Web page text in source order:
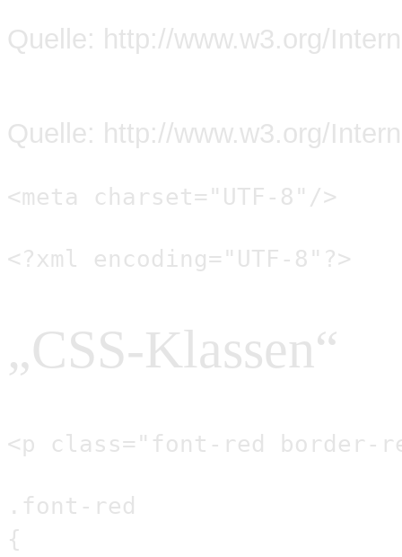
Quelle: http://www.w3.org/
Quelle: http://www.w3.org/
<meta charset="UTF-8"/>
<?xml encoding="UTF-8"?>
„CSS-Klassen“
<p class="font-red border-
.font-red
{